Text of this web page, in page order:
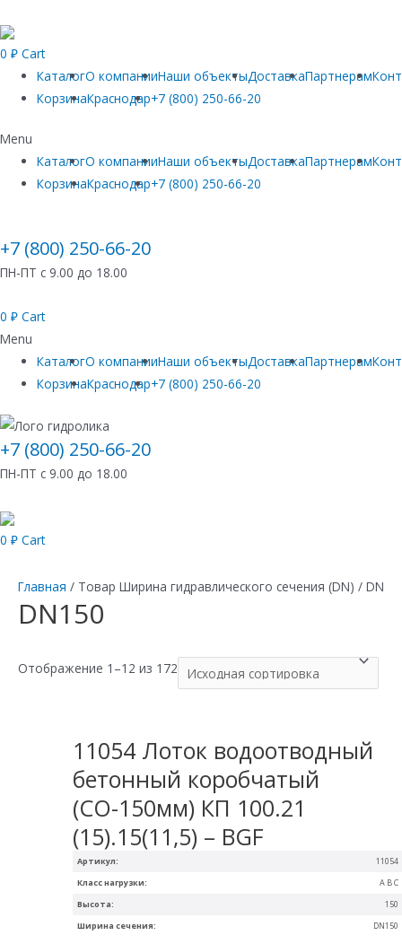
0 ₽ Cart
КаталогО компанииНаши объектыДоставкаПартнерам
КорзинаКраснодар+7 (800) 250-66-20
Menu
КаталогО компанииНаши объектыДоставкаПартнерам
КорзинаКраснодар+7 (800) 250-66-20
+7 (800) 250-66-20
ПН-ПТ с 9.00 до 18.00
0 ₽ Cart
Menu
КаталогО компанииНаши объектыДоставкаПартнерам
КорзинаКраснодар+7 (800) 250-66-20
+7 (800) 250-66-20
ПН-ПТ с 9.00 до 18.00
0 ₽ Cart
Главная / Товар Ширина гидравлического сечения (DN) /
DN150
Отображение 1–12 из 172
Артикул: 11054
Ширина сечения: DN150
Высота: 150
Класс нагрузки: A B C
11054 Лоток водоотводный
бетонный коробчатый
(СО-150мм) КП 100.21
(15).15(11,5) – BGF